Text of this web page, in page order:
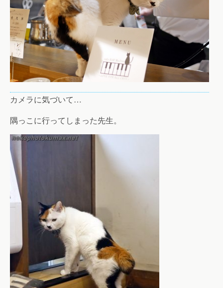
カメラに気づいて…
隅っこに行ってしまった先生。